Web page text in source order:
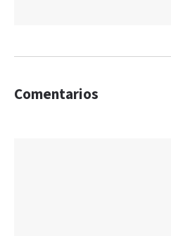
Comentarios